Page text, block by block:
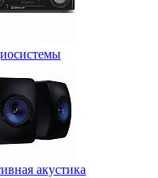
акустика